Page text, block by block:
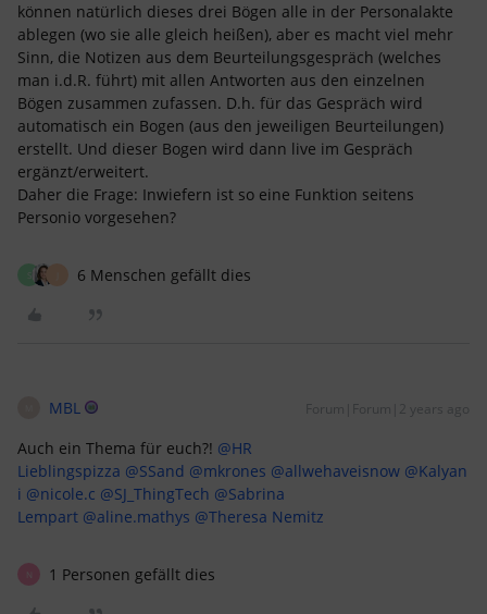
können natürlich dieses drei Bögen alle in der Personalakte
ablegen (wo sie alle gleich heißen), aber es macht viel mehr
Sinn, die Notizen aus dem Beurteilungsgespräch (welches
man i.d.R. führt) mit allen Antworten aus den einzelnen
Bögen zusammen zufassen. D.h. für das Gespräch wird
automatisch ein Bogen (aus den jeweiligen Beurteilungen)
erstellt. Und dieser Bogen wird dann live im Gespräch
ergänzt/erweitert.
Daher die Frage: Inwiefern ist so eine Funktion seitens
Personio vorgesehen?
6 Menschen gefällt dies
MBL Forum|Forum|2 years ago
Auch ein Thema für euch?! @HR
Lieblingspizza @SSand @mkrones @allwehaveisnow @Kalyan
i @nicole.c @SJ_ThingTech @Sabrina
Lempart @aline.mathys @Theresa Nemitz
N 1 Personen gefällt dies